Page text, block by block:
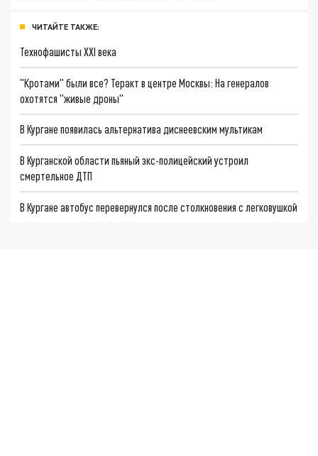
ЧИТАЙТЕ ТАКЖЕ:
Технофашисты XXI века
"Кротами" были все? Теракт в центре Москвы: На генералов
охотятся "живые дроны"
В Кургане появилась альтернатива диснеевским мультикам
В Курганской области пьяный экс-полицейский устроил
смертельное ДТП
В Кургане автобус перевернулся после столкновения с легковушкой